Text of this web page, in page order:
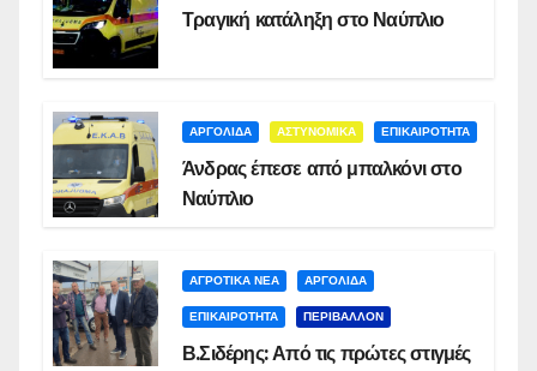
Τραγική κατάληξη στο Ναύπλιο
ΑΡΓΟΛΙΔΑ ΑΣΤΥΝΟΜΙΚΑ ΕΠΙΚΑΙΡΟΤΗΤΑ
Άνδρας έπεσε από μπαλκόνι στο
Ναύπλιο
ΑΓΡΟΤΙΚΑ ΝΕΑ ΑΡΓΟΛΙΔΑ
ΕΠΙΚΑΙΡΟΤΗΤΑ ΠΕΡΙΒΑΛΛΟΝ
Β.Σιδέρης: Από τις πρώτες στιγμές